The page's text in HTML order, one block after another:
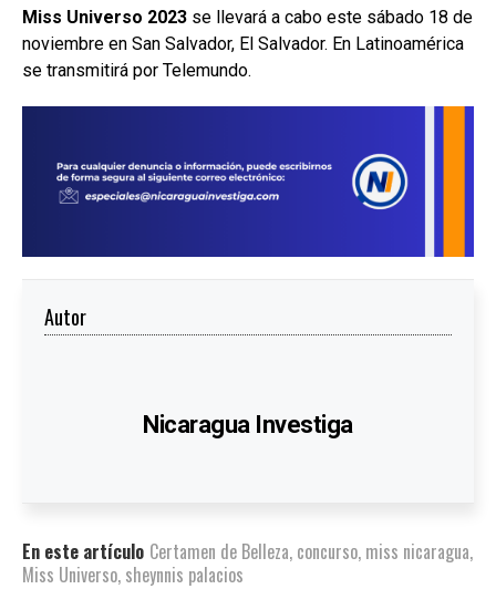
Miss Universo 2023 se llevará a cabo este sábado 18 de
noviembre en San Salvador, El Salvador. En Latinoamérica
se transmitirá por Telemundo.
Autor
Nicaragua Investiga
En este artículo Certamen de Belleza, concurso, miss nicaragua,
Miss Universo, sheynnis palacios